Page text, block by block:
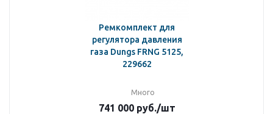
Ремкомплект для
регулятора давления
газа Dungs FRNG 5125,
229662
Много
741 000руб./шт